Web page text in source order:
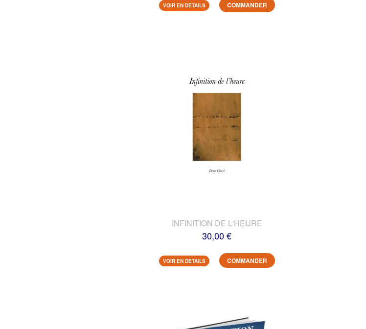
VOIR EN DETAILS COMMANDER
INFINITION DE L'HEURE
30,00 €
VOIR EN DETAILS COMMANDER